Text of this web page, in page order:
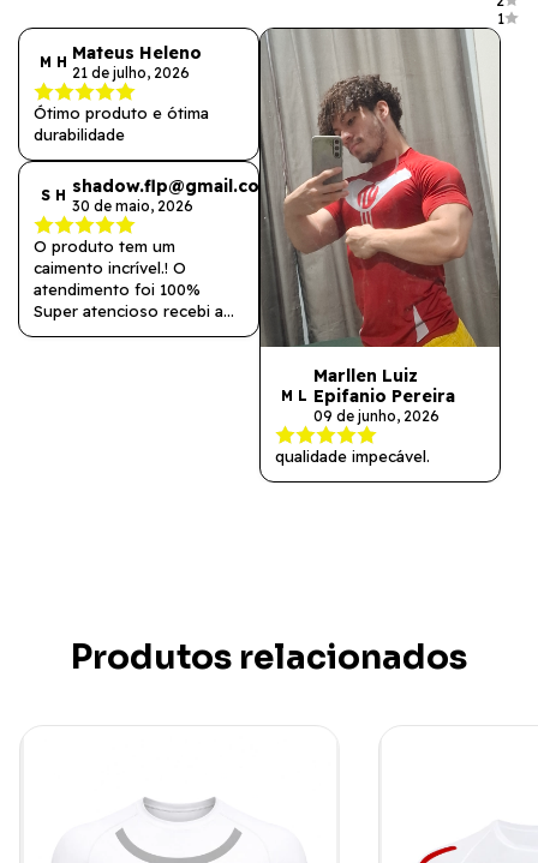
1
M H Mateus Heleno
21 de julho, 2026
Ótimo produto e ótima
durabilidade
S H shadow.flp@gmail.com
30 de maio, 2026
O produto tem um
caimento incrível.! O
atendimento foi 100%
Super atencioso recebi a
peça antes do prazo . Irei
M L
Marllen Luiz
Epifanio Pereira
09 de junho, 2026
qualidade impecável.
Produtos relacionados